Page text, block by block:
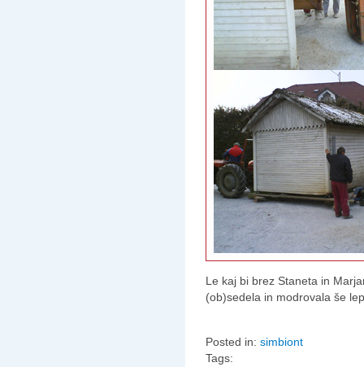
Le kaj bi brez Staneta in
(ob)sedela in modrovala še
Posted in: simbiont
Tags: